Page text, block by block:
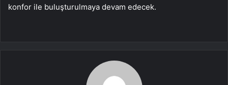
konfor ile buluşturulmaya devam edecek.